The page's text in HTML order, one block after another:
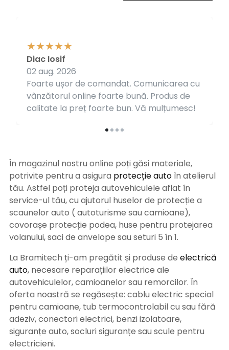
Foarte ușor de comandat. Comunicarea cu
vânzătorul online foarte bună. Produs de
calitate la preț foarte bun. Vă mulțumesc!
Diac Iosif
02 aug. 2026
În magazinul nostru online poți găsi materiale,
potrivite pentru a asigura protecție autoîn atelierul
tău. Astfel poți proteja autovehiculele aflat în
service-ul tău, cu ajutorul huselor de protecție a
scaunelor auto ( autoturisme sau camioane),
covorașe protecție podea, huse pentru protejarea
volanului, saci de anvelope sau seturi 5 în 1.
La Bramitech ți-am pregătit și produse de electrică
auto, necesare reparațiilor electrice ale
autovehiculelor, camioanelor sau remorcilor. În
oferta noastră se regăsește: cablu electric special
pentru camioane, tub termocontrolabil cu sau fără
adeziv, conectori electrici, benzi izolatoare,
siguranțe auto, socluri siguranțe sau scule pentru
electricieni.